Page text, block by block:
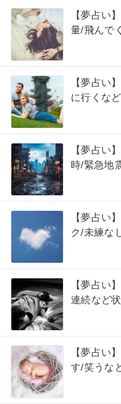
【夢占い
量/飛んで
【夢占い
に行くな
【夢占い
時/緊急地
【夢占い
ク/未練な
【夢占い
連続など
【夢占い
す/笑うな